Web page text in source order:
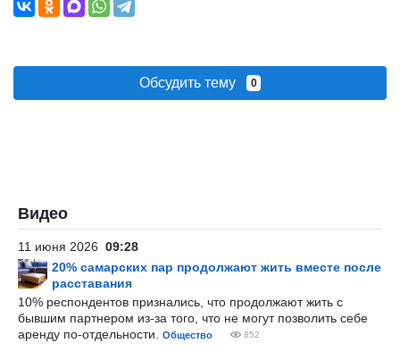
Обсудить тему 0
Видео
11 июня 2026 09:28
20% самарских пар продолжают жить вместе после
расставания
10% респондентов признались, что продолжают жить с
бывшим партнером из-за того, что не могут позволить себе
аренду по-отдельности.
Общество 852